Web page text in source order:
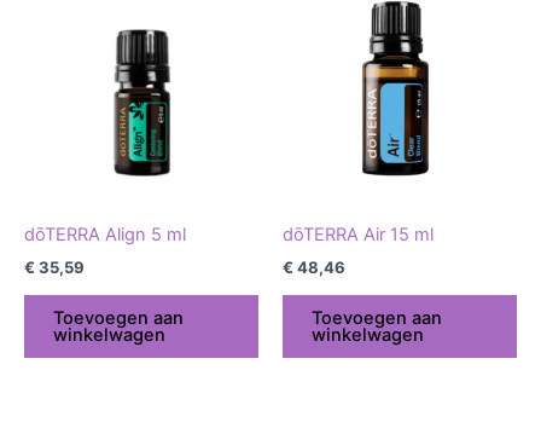
dōTERRA Align 5 ml
€ 35,59
Toevoegen aan
winkelwagen
dōTERRA Air 15 ml
€ 48,46
Toevoegen aan
winkelwagen